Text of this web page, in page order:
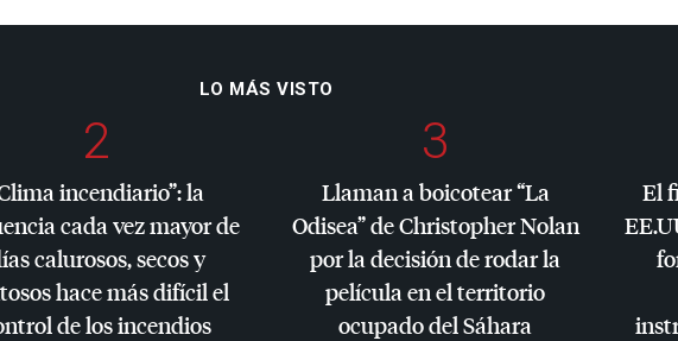
LO MÁS VISTO
2
incendiario”: la
cada vez mayor de
calurosos, secos y
hace más difícil el
de los incendios
3
Llaman a boicotear “La
Odisea” de Christopher Nolan
por la decisión de rodar la
película en el territorio
ocupado del Sáhara
El